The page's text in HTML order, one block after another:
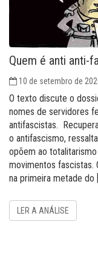
Quem é anti anti-
10 de setembro de
O texto discute o
nomes de servidores
antifascistas.
o antifascismo,
opõem ao
movimentos fascistas.
na primeira metade do
LER A ANÁLISE